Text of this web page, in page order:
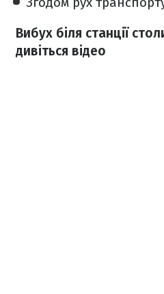
Вибух біля станції
дивіться відео